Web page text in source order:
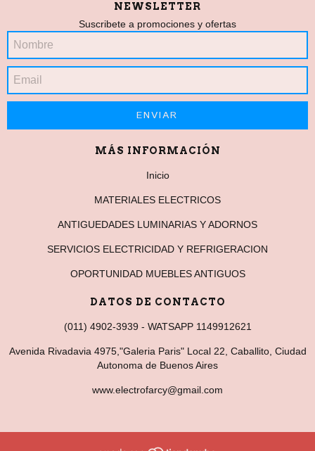
NEWSLETTER
Suscribete a promociones y ofertas
MÁS INFORMACIÓN
Inicio
MATERIALES ELECTRICOS
ANTIGUEDADES LUMINARIAS Y ADORNOS
SERVICIOS ELECTRICIDAD Y REFRIGERACION
OPORTUNIDAD MUEBLES ANTIGUOS
DATOS DE CONTACTO
(011) 4902-3939 - WATSAPP 1149912621
Avenida Rivadavia 4975,"Galeria Paris" Local 22, Caballito, Ciudad
Autonoma de Buenos Aires
www.electrofarcy@gmail.com